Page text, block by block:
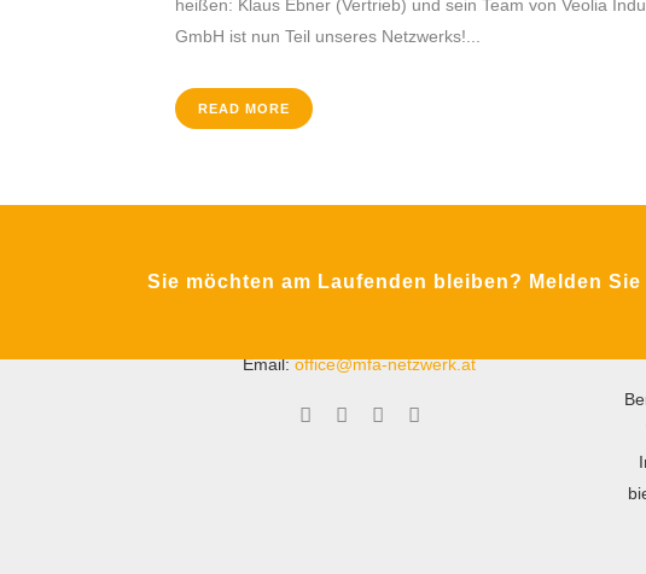
heißen: Klaus Ebner (Vertrieb) und sein Team von Veolia
GmbH ist nun Teil unseres Netzwerks!...
READ MORE
Sie möchten am Laufenden bleiben? Melden
Krimpling 2
Email:office@mfa-netzwerk.at